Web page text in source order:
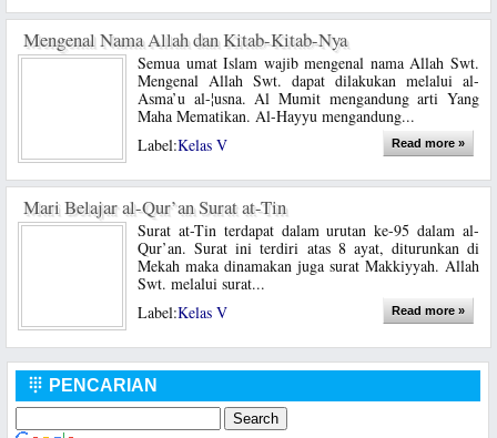
Mengenal Nama Allah dan Kitab-Kitab-Nya
Semua umat Islam wajib mengenal nama Allah Swt.
Mengenal Allah Swt. dapat dilakukan melalui al-
Asma’u al-¦usna. Al Mumit mengandung arti Yang
Maha Mematikan. Al-Hayyu mengandung...
Label:Kelas V Read more »
Mari Belajar al-Qur’an Surat at-Tin
Surat at-Tin terdapat dalam urutan ke-95 dalam al-
Qur’an. Surat ini terdiri atas 8 ayat, diturunkan di
Mekah maka dinamakan juga surat Makkiyyah. Allah
Swt. melalui surat...
Label:Kelas V Read more »
 PENCARIAN